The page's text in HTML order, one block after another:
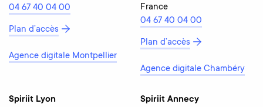
04 67 40 04 00
Plan d’accès
Agence digitale Montpellier
France
04 67 40 04 00
Plan d’accès
Agence digitale Chambéry
Spiriit Lyon
Spiriit Annecy